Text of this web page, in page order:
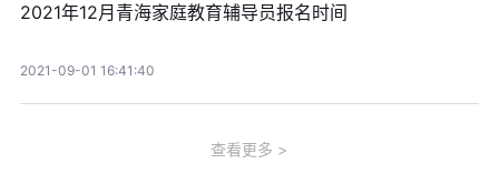
2021年12月青海家庭教育辅导员报名时间
2021-09-01 16:41:40
查看更多